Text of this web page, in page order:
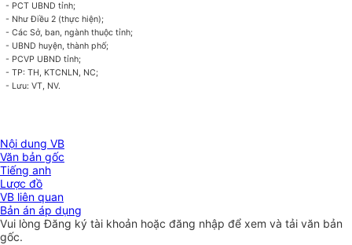
- PCT UBND tỉnh;
- Như Điều 2 (thực hiện);
- Các Sở, ban, ngành thuộc tỉnh;
- UBND huyện, thành phố;
- PCVP UBND tỉnh;
- TP: TH, KTCNLN, NC;
- Lưu: VT, NV.
Nội dung VB
Văn bản gốc
Tiếng anh
Lược đồ
VB liên quan
Bản án áp dụng
Vui lòngĐăng ký tài khoản hoặc đăng nhập để xem và tải văn bản
gốc.